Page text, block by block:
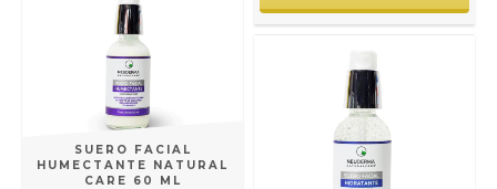
SUERO FACIAL
HUMECTANTE NATURAL
CARE 60 ML